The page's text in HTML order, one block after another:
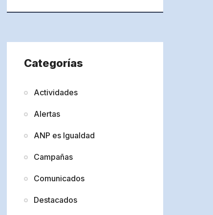
Categorías
Actividades
Alertas
ANP es Igualdad
Campañas
Comunicados
Destacados